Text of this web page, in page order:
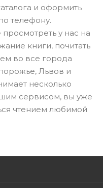
и оформить
телефону.
у нас на
книги, почитать
во все города
Львов и
несколько
сервисом, вы уже
чтением любимой